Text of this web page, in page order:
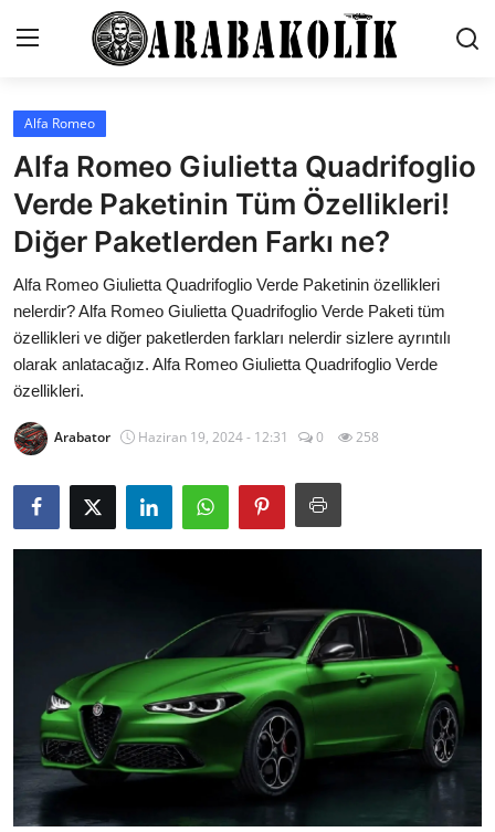
İletişim
Genel
Karşılaştırmalar
Testler
Markalar
Öneriler
Motosiklet
Paketler
Yağlar
Alfa Romeo
Alfa Romeo Giulietta Quadrifoglio
Verde Paketinin Tüm Özellikleri!
Diğer Paketlerden Farkı ne?
Alfa Romeo Giulietta Quadrifoglio Verde Paketinin özellikleri
nelerdir? Alfa Romeo Giulietta Quadrifoglio Verde Paketi tüm
özellikleri ve diğer paketlerden farkları nelerdir sizlere ayrıntılı
olarak anlatacağız. Alfa Romeo Giulietta Quadrifoglio Verde
özellikleri.
Arabator Haziran 19, 2024 - 12:31 0 258